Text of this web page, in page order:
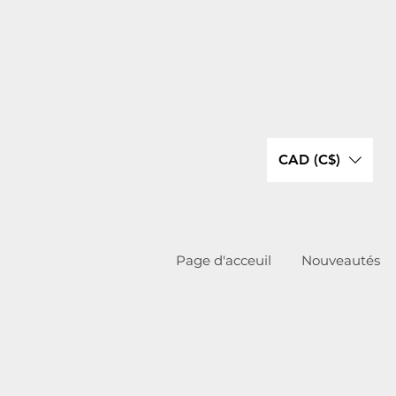
CAD (C$)
Page d'acceuil Nouveautés